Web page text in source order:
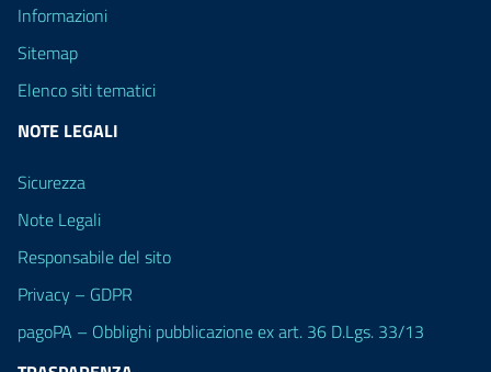
Informazioni
Sitemap
Elenco siti tematici
NOTE LEGALI
Sicurezza
Note Legali
Responsabile del sito
Privacy – GDPR
pagoPA – Obblighi pubblicazione ex art. 36 D.Lgs. 33/13